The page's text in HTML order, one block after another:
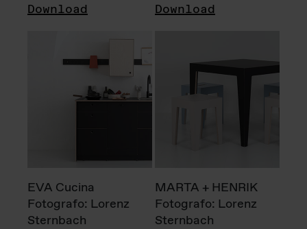
Download Download
EVA Cucina
Fotografo: Lorenz
Sternbach
MARTA + HENRIK
Fotografo: Lorenz
Sternbach